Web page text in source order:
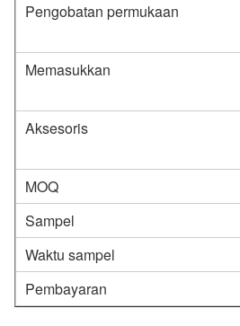
Pengobatan permukaan
Memasukkan
Aksesoris
MOQ
Sampel
Waktu sampel
Pembayaran